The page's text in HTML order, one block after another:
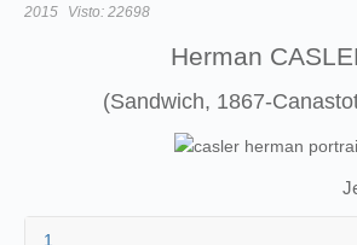
2015
Visto: 22698
Herman
(Sandwich, 1867-
1